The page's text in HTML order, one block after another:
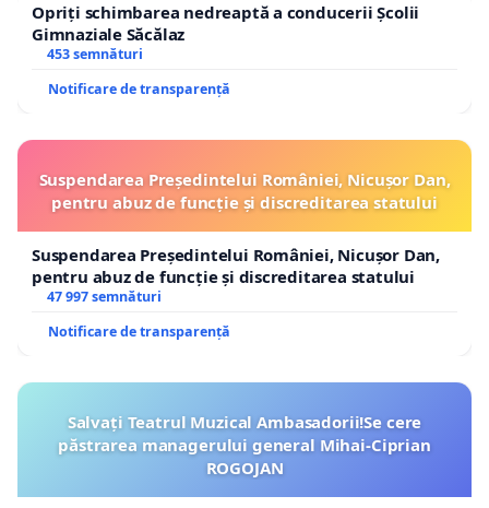
Opriți schimbarea nedreaptă a conducerii Școlii
Gimnaziale Săcălaz
453 semnături
Notificare de transparență
Suspendarea Președintelui României, Nicușor Dan,
pentru abuz de funcție și discreditarea statului
Suspendarea Președintelui României, Nicușor Dan,
pentru abuz de funcție și discreditarea statului
47 997 semnături
Notificare de transparență
Salvați Teatrul Muzical Ambasadorii!Se cere
păstrarea managerului general Mihai-Ciprian
ROGOJAN